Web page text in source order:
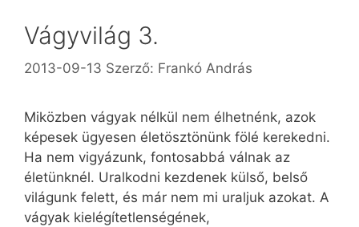
Vágyvilág 3.
2013-09-13 Szerző: Frankó András
Miközben vágyak nélkül nem élhetnénk, azok
képesek ügyesen életösztönünk fölé kerekedni.
Ha nem vigyázunk, fontosabbá válnak az
életünknél. Uralkodni kezdenek külső, belső
világunk felett, és már nem mi uraljuk azokat. A
vágyak kielégítetlenségének,